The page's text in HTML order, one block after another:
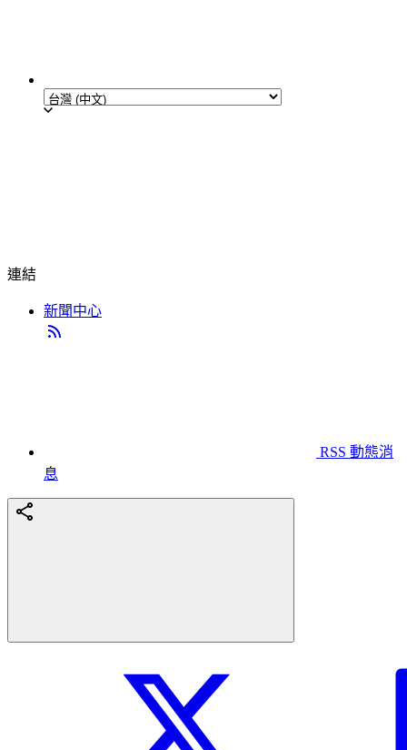
連結
新聞中心
RSS 動態消
息